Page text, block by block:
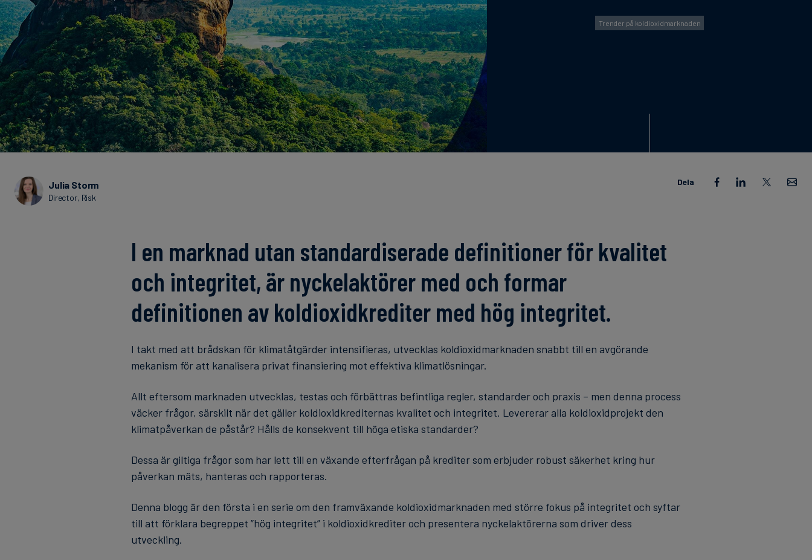
Trender på koldioxidmarknaden
Julia Storm
Director, Risk
Dela
I en marknad utan standardiserade definitioner för kvalitet
och integritet, är nyckelaktörer med och formar
definitionen av koldioxidkrediter med hög integritet.
I takt med att brådskan för klimatåtgärder intensifieras, utvecklas koldioxidmarknaden snabbt till en avgörande
mekanism för att kanalisera privat finansiering mot effektiva klimatlösningar.
Allt eftersom marknaden utvecklas, testas och förbättras befintliga regler, standarder och praxis – men denna process
väcker frågor, särskilt när det gäller koldioxidkrediternas kvalitet och integritet. Levererar alla koldioxidprojekt den
klimatpåverkan de påstår? Hålls de konsekvent till höga etiska standarder?
Dessa är giltiga frågor som har lett till en växande efterfrågan på krediter som erbjuder robust säkerhet kring hur
påverkan mäts, hanteras och rapporteras.
Denna blogg är den första i en serie om den framväxande koldioxidmarknaden med större fokus på integritet och syftar
till att förklara begreppet ”hög integritet” i koldioxidkrediter och presentera nyckelaktörerna som driver dess
utveckling.